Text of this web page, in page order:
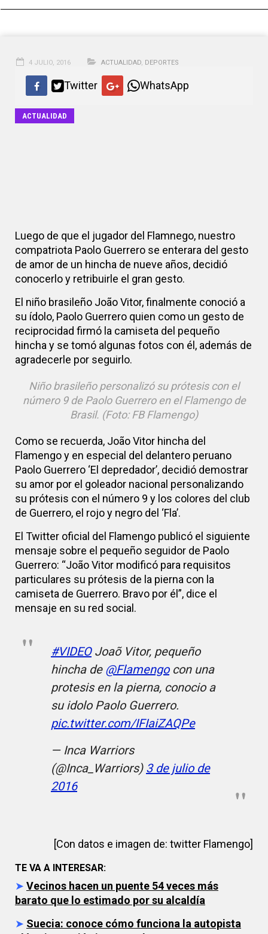
4 JULIO, 2016 ACTUALIDAD, DEPORTES
Twitter WhatsApp
ACTUALIDAD
Luego de que el jugador del Flamnego, nuestro
compatriota Paolo Guerrero se enterara del gesto
de amor de un hincha de nueve años, decidió
conocerlo y retribuirle el gran gesto.
El niño brasileño João Vitor, finalmente conoció a
su ídolo, Paolo Guerrero quien como un gesto de
reciprocidad firmó la camiseta del pequeño
hincha y se tomó algunas fotos con él, además de
agradecerle por seguirlo.
Niño brasileño personalizó su prótesis con el
número 9 de Paolo Guerrero en el Flamengo de
Brasil. (Foto: FB Flamengo)
Como se recuerda, João Vitor hincha del
Flamengo y en especial del delantero peruano
Paolo Guerrero ‘El depredador’, decidió demostrar
su amor por el goleador nacional personalizando
su prótesis con el número 9 y los colores del club
de Guerrero, el rojo y negro del ‘Fla’.
El Twitter oficial del Flamengo publicó el siguiente
mensaje sobre el pequeño seguidor de Paolo
Guerrero: “João Vitor modificó para requisitos
particulares su prótesis de la pierna con la
camiseta de Guerrero. Bravo por él”, dice el
mensaje en su red social.
#VIDEOJoaõ Vitor, pequeño
hincha de @Flamengocon una
protesis en la pierna, conocio a
su idolo Paolo Guerrero.
pic.twitter.com/IFIaiZAQPe
— Inca Warriors
(@Inca_Warriors) 3 de julio de
2016
[Con datos e imagen de: twitter Flamengo]
TE VA A INTERESAR:
➤ Vecinos hacen un puente 54 veces más
barato que lo estimado por su alcaldía
➤ Suecia: conoce cómo funciona la autopista